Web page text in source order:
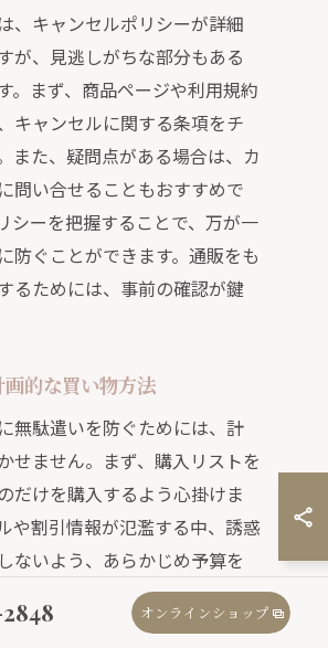
、キャンセルポリシーが詳細
が、見逃しがちな部分もある
。まず、商品ページや利用規約
キャンセルに関する条項をチ
また、疑問点がある場合は、カ
問い合せることもおすすめで
シーを把握することで、万が一
防ぐことができます。通販をも
るためには、事前の確認が鍵
的な買い物方法
無駄遣いを防ぐためには、計
せません。まず、購入リストを
だけを購入するよう心掛けま
や割引情報が氾濫する中、誘惑
ないよう、あらかじめ予算を
切です。また、レビューや口コ
当に必要な商品かどうかを見極
オンラインショップ